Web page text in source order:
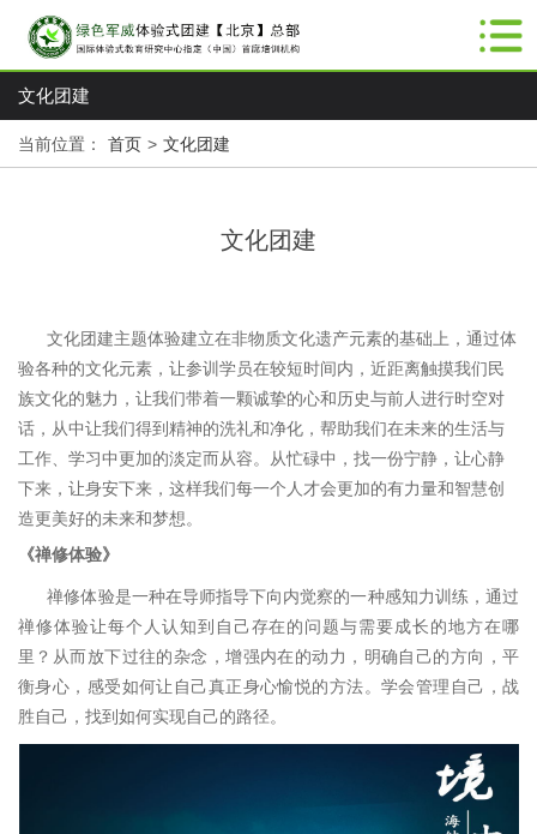
文化团建
当前位置： 首页 > 文化团建
文化团建
文化团建主题体验建立在非物质文化遗产元素的基础上，通过体
验各种的文化元素，让参训学员在较短时间内，近距离触摸我们民
族文化的魅力，让我们带着一颗诚挚的心和历史与前人进行时空对
话，从中让我们得到精神的洗礼和净化，帮助我们在未来的生活与
工作、学习中更加的淡定而从容。从忙碌中，找一份宁静，让心静
下来，让身安下来，这样我们每一个人才会更加的有力量和智慧创
造更美好的未来和梦想。
《禅修体验》
禅修体验是一种在导师指导下向内觉察的一种感知力训练，通过
禅修体验让每个人认知到自己存在的问题与需要成长的地方在哪
里？从而放下过往的杂念，增强内在的动力，明确自己的方向，平
衡身心，感受如何让自己真正身心愉悦的方法。学会管理自己，战
胜自己，找到如何实现自己的路径。